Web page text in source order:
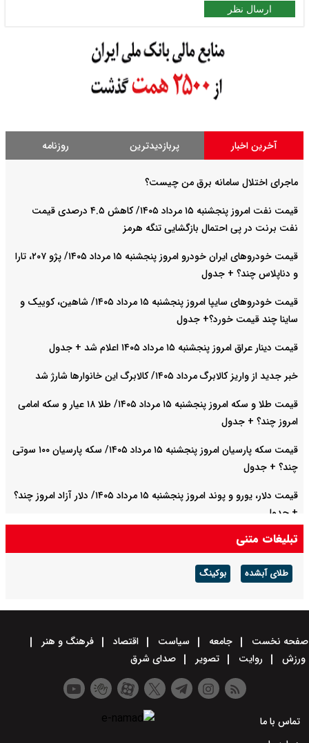
ارسال نظر
آخرین اخبار پربازدیدترین روزنامه
ماجرای اختلال سامانه برق من چیست؟
قیمت نفت امروز پنجشنبه ۱۵ مرداد ۱۴۰۵/ کاهش ۴.۵ درصدی قیمت
نفت برنت در پی احتمال بازگشایی تنگه هرمز
قیمت خودرو‌های ایران خودرو امروز پنجشنبه ۱۵ مرداد ۱۴۰۵/ پژو ۲۰۷، تارا
و دناپلاس چند؟ + جدول
قیمت خودرو‌های سایپا امروز پنجشنبه ۱۵ مرداد ۱۴۰۵/ شاهین، کوییک و
ساینا چند قیمت خورد؟+ جدول
قیمت دینار عراق امروز پنجشنبه ۱۵ مرداد ۱۴۰۵ اعلام شد + جدول
خبر جدید از واریز کالابرگ مرداد ۱۴۰۵/ کالابرگ این خانوارها شارژ شد
قیمت طلا و سکه امروز پنجشنبه ۱۵ مرداد ۱۴۰۵/ طلا ۱۸ عیار و سکه امامی
امروز چند؟ + جدول
قیمت سکه پارسیان امروز پنجشنبه ۱۵ مرداد ۱۴۰۵/ سکه پارسیان ۱۰۰ سوتی
چند؟ + جدول
قیمت دلار، یورو و پوند امروز پنجشنبه ۱۵ مرداد ۱۴۰۵/ دلار آزاد امروز چند؟
+ جدول
مزایای تولید هم‌زمان سیمان و اسیدسولفوریک از گچ
تبلیغات متنی
طلای آبشده بوکینگ
صفحه نخست جامعه سیاست اقتصاد
فرهنگ و هنر
ورزش
روایت تصویر صدای شرق
تماس با ما